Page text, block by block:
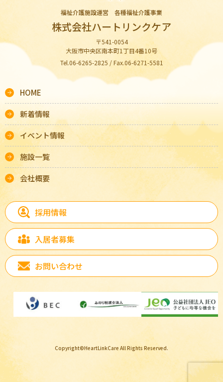
福祉介護施設運営 各種福祉介護事業
株式会社ハートリンクケア
〒541-0054
大阪市中央区南本町1丁目4番10号
Tel.06-6265-2825 / Fax.06-6271-5581
HOME
新着情報
イベント情報
施設一覧
会社概要
採用情報
入居者募集
お問い合わせ
Copyright©HeartLinkCare All Rights Reserved.